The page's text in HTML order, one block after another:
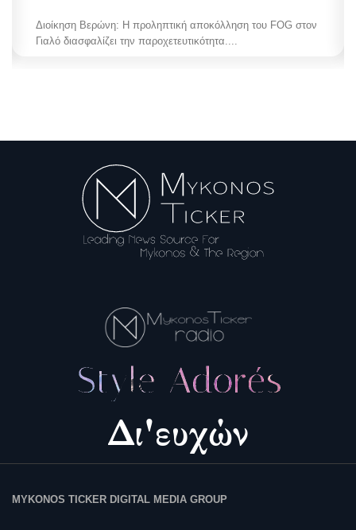
Διοίκηση Βερώνη: Η προληπτική αποκόλληση του FOG στον
Γιαλό διασφαλίζει την παροχετευτικότητα....
MYKONOS TICKER DIGITAL MEDIA GROUP